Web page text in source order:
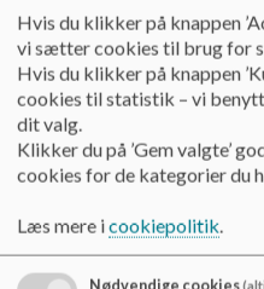
Sorgplan
Ørstedskolens data
Afgangsprøver
Kommunale
Meddelelsesbogen
INFO
Feriekalender
Skolevej
Busser og buskort
Oplysningspligt i
Hvis du klikker på knappen
vi sætter cookies til brug for
Hvis du klikker på knappen
cookies til statistik – vi
dit valg.
Klikker du på ’Gem valgte’
cookies for de kategorier du
Læs mere icookiepolitik.